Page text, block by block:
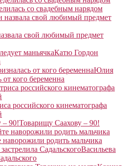
со свадебным нарядом
свой любимый предмет
Катю Гордон
Юлия
от кого беременна
российского кинематографа
Товарищу Саахову – 90!
родить мальчика
Васильева